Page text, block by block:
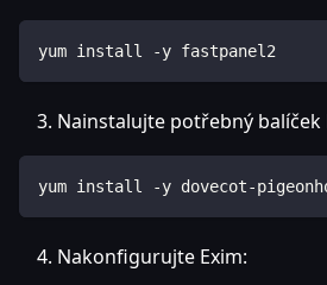
yum install -y fastpanel2
Nainstalujte potřebný balíček
yum install -y dovecot-
Nakonfigurujte Exim: